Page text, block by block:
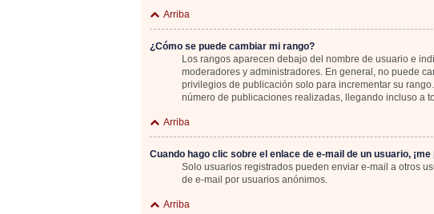
Arriba
¿Cómo se puede cambiar mi rango?
Los rangos aparecen debajo del nombre de usuario e
moderadores y administradores. En general, no puede
privilegios de publicación solo para incrementar su
número de publicaciones realizadas, llegando incluso a
Arriba
Cuando hago clic sobre el enlace de e-mail de un usuario,
Solo usuarios registrados pueden enviar e-mail a otros
de e-mail por usuarios anónimos.
Arriba